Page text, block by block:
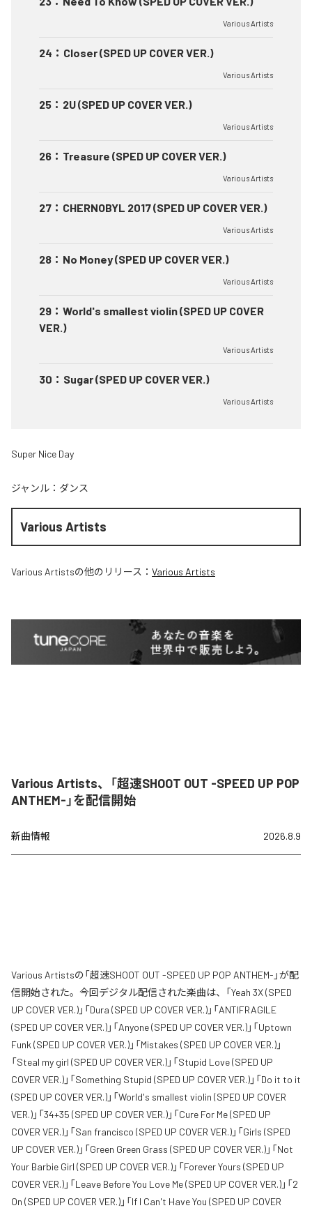
Various Artists
24 ： Closer (SPED UP COVER VER.)
Various Artists
25 ： 2U (SPED UP COVER VER.)
Various Artists
26 ： Treasure (SPED UP COVER VER.)
Various Artists
27 ： CHERNOBYL 2017 (SPED UP COVER VER.)
Various Artists
28 ： No Money (SPED UP COVER VER.)
Various Artists
29 ： World's smallest violin (SPED UP COVER
VER.)
Various Artists
30 ： Sugar (SPED UP COVER VER.)
Various Artists
Super Nice Day
ジャンル： ダンス
Various Artists
Various Artistsの他のリリース： Various Artists
Various Artists、「超速SHOOT OUT -SPEED UP POP
ANTHEM-」を配信開始
新曲情報 2026.8.9
Various Artistsの「超速SHOOT OUT -SPEED UP POP ANTHEM-」が配
信開始された。今回デジタル配信された楽曲は、「Yeah 3X (SPED
UP COVER VER.)」「Dura (SPED UP COVER VER.)」「ANTIFRAGILE
(SPED UP COVER VER.)」「Anyone (SPED UP COVER VER.)」「Uptown
Funk (SPED UP COVER VER.)」「Mistakes (SPED UP COVER VER.)」
「Steal my girl (SPED UP COVER VER.)」「Stupid Love (SPED UP
COVER VER.)」「Something Stupid (SPED UP COVER VER.)」「Do it to it
(SPED UP COVER VER.)」「World's smallest violin (SPED UP COVER
VER.)」「34+35 (SPED UP COVER VER.)」「Cure For Me (SPED UP
COVER VER.)」「San francisco (SPED UP COVER VER.)」「Girls (SPED
UP COVER VER.)」「Green Green Grass (SPED UP COVER VER.)」「Not
Your Barbie Girl (SPED UP COVER VER.)」「Forever Yours (SPED UP
COVER VER.)」「Leave Before You Love Me (SPED UP COVER VER.)」「2
On (SPED UP COVER VER.)」「If I Can't Have You (SPED UP COVER